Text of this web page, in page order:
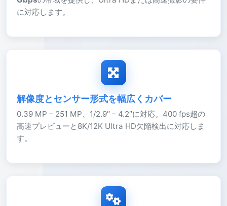
に対応します。
解像度とセンサー形式を幅広くカバー
0.39 MP – 251 MP、1/2.9″ – 4.2″に対応。400 fps超の
高速プレビューと8K/12K Ultra HD欠陥検出に対応しま
す。